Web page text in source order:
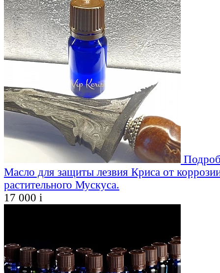
Масло для защиты лезвия Криса от
растительного Мускуса.
17 000 i